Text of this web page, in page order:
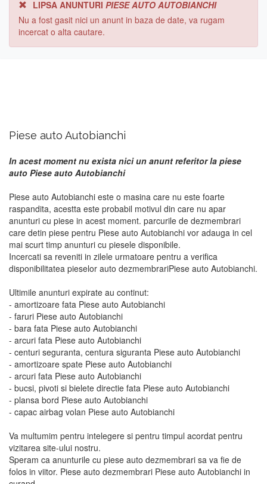
LIPSA ANUNTURI PIESE AUTO AUTOBIANCHI
Nu a fost gasit nici un anunt in baza de date, va rugam
incercat o alta cautare.
Piese auto Autobianchi
In acest moment nu exista nici un anunt referitor la piese
auto Piese auto Autobianchi
Piese auto Autobianchi este o masina care nu este foarte
raspandita, acestta este probabil motivul din care nu apar
anunturi cu piese in acest moment. parcurile de dezmembrari
care detin piese pentru Piese auto Autobianchi vor adauga in cel
mai scurt timp anunturi cu piesele disponibile.
Incercati sa reveniti in zilele urmatoare pentru a verifica
disponibilitatea pieselor auto dezmembrariPiese auto Autobianchi.
Ultimile anunturi expirate au continut:
- amortizoare fata Piese auto Autobianchi
- faruri Piese auto Autobianchi
- bara fata Piese auto Autobianchi
- arcuri fata Piese auto Autobianchi
- centuri seguranta, centura siguranta Piese auto Autobianchi
- amortizoare spate Piese auto Autobianchi
- arcuri fata Piese auto Autobianchi
- bucsi, pivoti si bielete directie fata Piese auto Autobianchi
- plansa bord Piese auto Autobianchi
- capac airbag volan Piese auto Autobianchi
Va multumim pentru intelegere si pentru timpul acordat pentru
vizitarea site-ului nostru.
Speram ca anunturile cu piese auto dezmembrari sa va fie de
folos in viitor. Piese auto dezmembrari Piese auto Autobianchi in